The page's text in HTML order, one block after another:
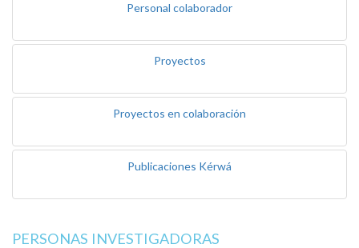
Personal colaborador
Proyectos
Proyectos en colaboración
Publicaciones Kérwá
PERSONAS INVESTIGADORAS